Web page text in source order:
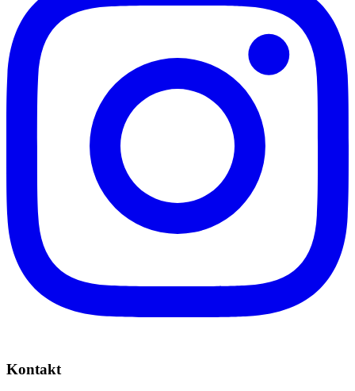
Kontakt